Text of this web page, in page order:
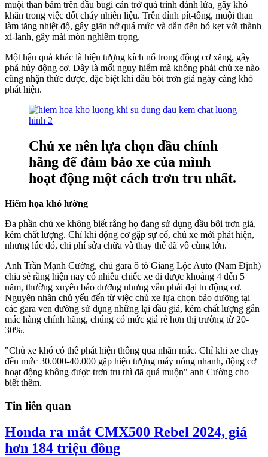
muội than bám trên đầu bugi cản trở quá trình đánh lửa, gây khó
khăn trong việc đốt cháy nhiên liệu. Trên đỉnh pít-tông, muội than
làm tăng nhiệt độ, gây giãn nở quá mức và dẫn đến bó kẹt với thành
xi-lanh, gây mài mòn nghiêm trọng.
Một hậu quả khác là hiện tượng kích nổ trong động cơ xăng, gây
phá hủy động cơ. Đây là mối nguy hiểm mà không phải chủ xe nào
cũng nhận thức được, đặc biệt khi dầu bôi trơn giả ngày càng khó
phát hiện.
Chủ xe nên lựa chọn dầu chính
hãng để đảm bảo xe của mình
hoạt động một cách trơn tru nhất.
Hiểm họa khó lường
Đa phần chủ xe không biết rằng họ đang sử dụng dầu bôi trơn giả,
kém chất lượng. Chỉ khi động cơ gặp sự cố, chủ xe mới phát hiện,
nhưng lúc đó, chi phí sửa chữa và thay thế đã vô cùng lớn.
Anh Trần Mạnh Cường, chủ gara ô tô Giang Lộc Auto (Nam Định)
chia sẻ rằng hiện nay có nhiều chiếc xe đi được khoảng 4 đến 5
năm, thường xuyên bảo dưỡng nhưng vẫn phải đại tu động cơ.
Nguyên nhân chủ yếu đến từ việc chủ xe lựa chọn bảo dưỡng tại
các gara ven đường sử dụng những lại dầu giả, kém chất lượng gắn
mác hàng chính hãng, chúng có mức giá rẻ hơn thị trường từ 20-
30%.
"Chủ xe khó có thể phát hiện thông qua nhãn mác. Chỉ khi xe chạy
đến mức 30.000-40.000 gặp hiện tượng máy nóng nhanh, động cơ
hoạt động không được trơn tru thì đã quá muộn" anh Cường cho
biết thêm.
Tin liên quan
Honda ra mắt CMX500 Rebel 2024, giá
hơn 184 triệu đồng